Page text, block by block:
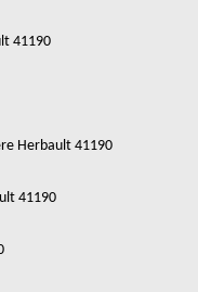
41190
Herbault 41190
41190